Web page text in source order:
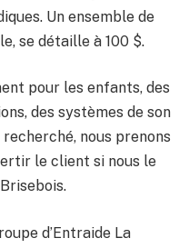
Un ensemble de
se détaille à 100 $.
pour les enfants, des
des systèmes de son
recherché, nous prenons
le client si nous le
d’Entraide La